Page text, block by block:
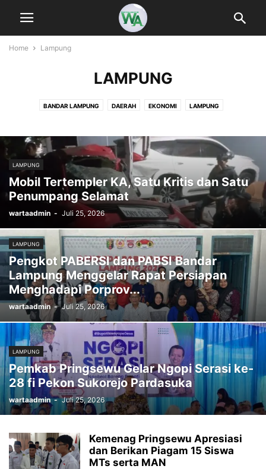
Home Lampung
LAMPUNG
BANDAR LAMPUNG DAERAH EKONOMI LAMPUNG
LAMPUNG TIMUR LAMPUNG UTARA METRO NASIONAL
PERTANIAN POLITIK PRINGSEWU TANGGAMUS TULANG BAWANG
TULANG BAWANG BARAT UTAMA WAY KANAN
LAMPUNG
Mobil Tertempler KA, Satu Kritis dan Satu
Penumpang Selamat
wartaadmin - Juli 25, 2026
LAMPUNG
Pengkot PABERSI dan PABSI Bandar
Lampung Menggelar Rapat Persiapan
Menghadapi Porprov...
wartaadmin - Juli 25, 2026
LAMPUNG
Pemkab Pringsewu Gelar Ngopi Serasi ke-
28 fi Pekon Sukorejo Pardasuka
wartaadmin - Juli 25, 2026
Kemenag Pringsewu Apresiasi
dan Berikan Piagam 15 Siswa
MTs serta MAN